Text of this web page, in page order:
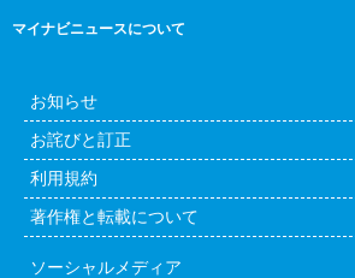
マイナビニュースについて
お知らせ
お詫びと訂正
利用規約
著作権と転載について
ソーシャルメディア